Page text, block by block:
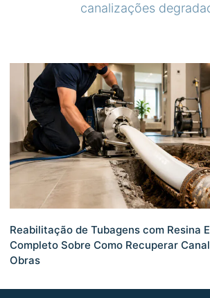
canalizações
Reabilitação de Tubagens com Resina
Completo Sobre Como Recuperar
Obras